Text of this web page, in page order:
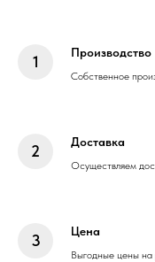
Производство
Собственное
Доставка
Осуществляем
Цена
Выгодные цены на